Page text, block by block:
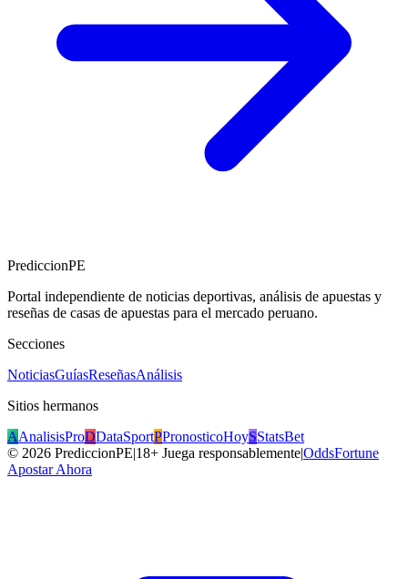
PrediccionPE
Portal independiente de noticias deportivas, análisis de apuestas y
reseñas de casas de apuestas para el mercado peruano.
Secciones
NoticiasGuíasReseñasAnálisis
Sitios hermanos
AAnalisisProDDataSportPPronosticoHoySStatsBet
© 2026 PrediccionPE|18+ Juega responsablemente|OddsFortune
Apostar Ahora